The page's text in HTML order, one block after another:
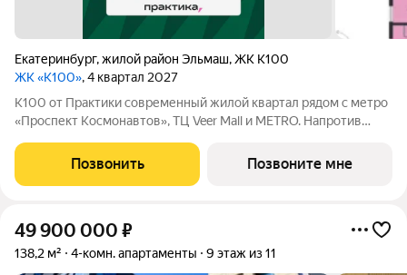
Екатеринбург,жилой район Эльмаш,ЖК К100
ЖК «К100», 4 квартал 2027
К100 от Практики современный жилой квартал рядом с метро
«Проспект Космонавтов», ТЦ Veer Mall и METRO. Напротив
«Пышминские озерки». Проект соединяет динамику городской
жизни с приватной и
Позвонить Позвоните мне
49 900 000 ₽
138,2 м² 4-комн. апартаменты 9 этаж из 11